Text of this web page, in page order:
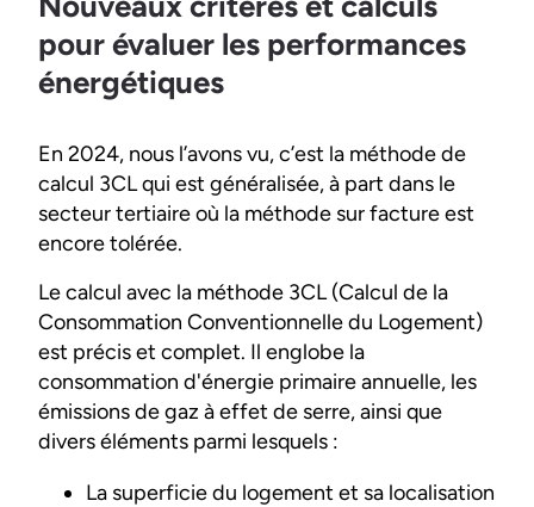
pour évaluer les performances
énergétiques
En 2024, nous l’avons vu, c’est la méthode de
calcul 3CL qui est généralisée, à part dans le
secteur tertiaire où la méthode sur facture est
encore tolérée.
Le calcul avec la méthode 3CL (Calcul de la
Consommation Conventionnelle du Logement)
est précis et complet. Il englobe la
consommation d'énergie primaire annuelle, les
émissions de gaz à effet de serre, ainsi que
divers éléments parmi lesquels :
La superficie du logement et sa localisation